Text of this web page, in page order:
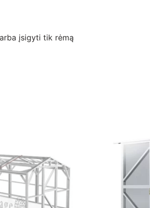
įsigyti tik rėmą